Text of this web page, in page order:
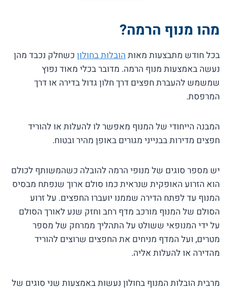
מהו מנוף הרמה?
בכל חודש מתבצעות מאותהובלות בחולון כשחלק נכבד מהן
נעשה באמצעות מנוף הרמה. מדובר בכלי מאוד נפוץ
שמשמש להעברת חפצים דרך חלון גדול בדירה או דרך
המרפסת.
המבנה הייחודי של המנוף מאפשר לו להעלות או להוריד
חפצים מדירות בבנייני מגורים באופן מהיר ובטוח.
יש מספר סוגים של מנופי הרמה להובלה כשהמשותף לכולם
הוא הזרוע האופקית שנראית כמו סולם ארוך שנפתח מבסיס
המנוף עד לפתח הדירה שממנו יועברו החפצים. על זרוע
הסולם של המנוף מורכב מדף רחב וחזק שנע לאורך הסולם
על ידי המנופאי ששולט על התהליך ממרחק של מספר
מטרים, ועל המדף מניחים את החפצים שרוצים להוריד
מהדירה או להעלות אליה.
מרבית הובלות המנוף בחולון נעשות באמצעות שני סוגים של